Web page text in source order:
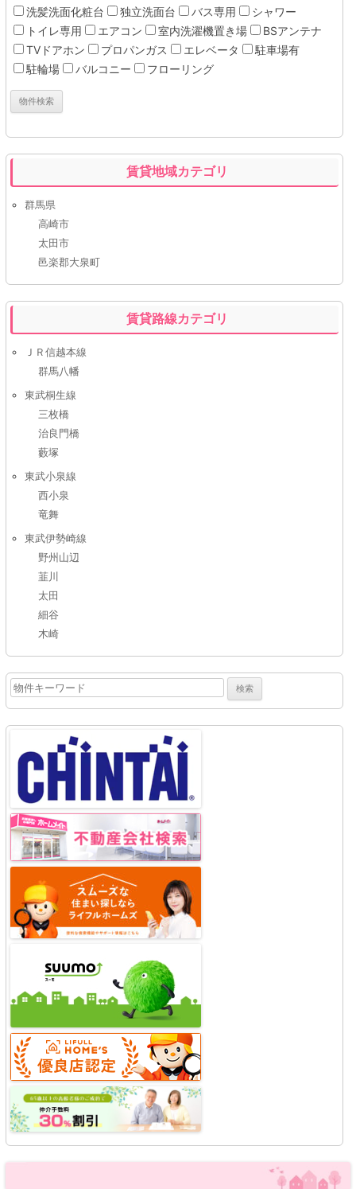
洗髪洗面化粧台
独立洗面台 バス専用
シャワー
トイレ専用
エアコン 室内洗濯機置き場
BSアンテナ
TVドアホン
プロパンガス エレベータ
駐車場有
駐輪場
バルコニー フローリング
賃貸地域カテゴリ
群馬県
高崎市
太田市
邑楽郡大泉町
賃貸路線カテゴリ
ＪＲ信越本線
群馬八幡
東武桐生線
三枚橋
治良門橋
藪塚
東武小泉線
西小泉
竜舞
東武伊勢崎線
野州山辺
韮川
太田
細谷
木崎